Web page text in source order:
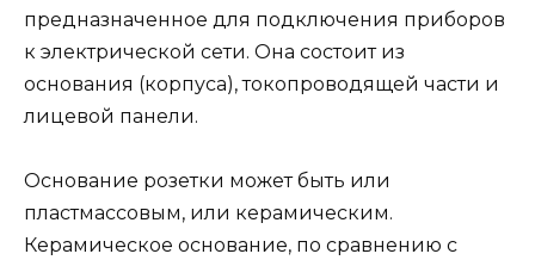
предназначенное для подключения приборов
к электрической сети. Она состоит из
основания (корпуса), токопроводящей части и
лицевой панели.
Основание розетки может быть или
пластмассовым, или керамическим.
Керамическое основание, по сравнению с